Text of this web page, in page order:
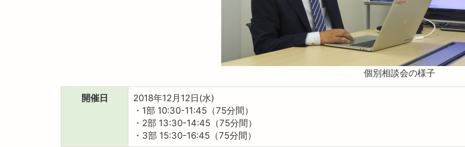
個別相談会の様子
開催日
2018年12月12日(水)
・1部 10:30-11:45（75分間）
・2部 13:30-14:45（75分間）
・3部 15:30-16:45（75分間）